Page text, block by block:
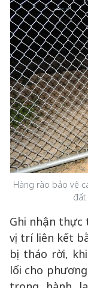
Hàng rào bảo vệ
đất
Ghi nhận thực
vị trí liên kết
bị tháo rời,
lối cho